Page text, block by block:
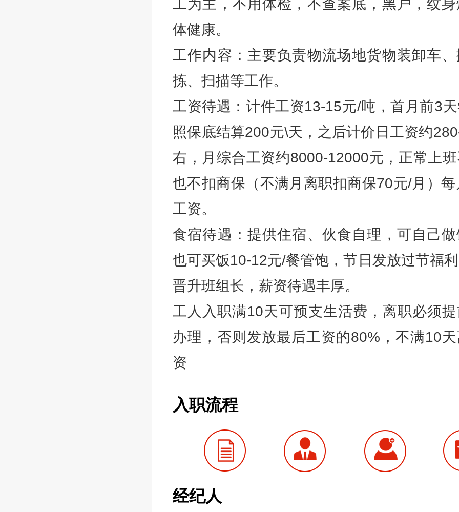
工为主，不用体检，不查案底，黑户，纹
体健康。
工作内容：主要负责物流场地货物装卸车
拣、扫描等工作。
工资待遇：计件工资13-15元/吨，首月前3
照保底结算200元\天，之后计价日工资约
右，月综合工资约8000-12000元，正常上
也不扣商保（不满月离职扣商保70元/月）
工资。
食宿待遇：提供住宿、伙食自理，可自己
也可买饭10-12元/餐管饱，节日发放过节福
晋升班组长，薪资待遇丰厚。
工人入职满10天可预支生活费，离职必须
办理，否则发放最后工资的80%，不满10
资
入职流程
经纪人